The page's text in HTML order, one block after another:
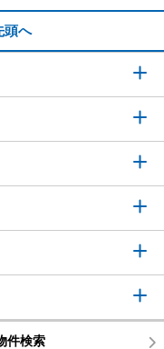
頭へ
件検索